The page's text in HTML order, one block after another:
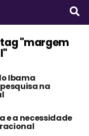
"margem
Ibama
na
e a necessidade